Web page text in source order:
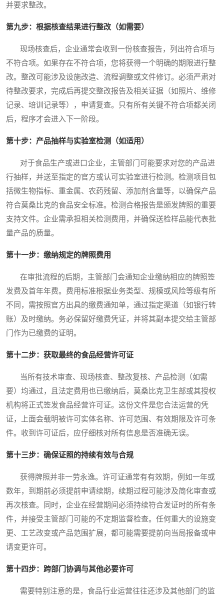
并要求整改。
第九步：根据核查结果进行整改（如需要）
现场核查后，企业通常会收到一份核查报告，列出符合项与
不符合项。如果存在不符合项，您将获得一个明确的期限进行整
改。整改可能涉及设施改造、流程调整或文件修订。必须严肃对
待整改要求，完成后再提交整改报告及相关证据（如照片、维修
记录、培训记录等），申请复查。只有所有关键不符合项都关闭
后，程序才会进入下一阶段。
第十步：产品抽样与实验室检测（如适用）
对于食品生产或进口企业，主管部门可能要求对您的产品进
行抽样，并送至指定的官方或认可实验室进行检测。检测项目包
括微生物指标、重金属、农药残留、添加剂含量等，以确保产品
符合莫桑比克的食品安全标准。检测合格报告是颁发牌照的重要
支持文件。企业需承担相关检测费用，并确保送检样品能代表批
量产品的质量。
第十一步：缴纳规定的牌照费用
在审批流程的后期，主管部门会通知企业缴纳相应的牌照签
发费及首年年费。费用标准根据业务类型、规模或风险等级有所
不同，需按照官方出具的缴费通知单，通过指定渠道（如银行转
账）及时缴纳。务必保留好缴费凭证，并将其副本提交给主管部
门作为已缴费的证明。
第十二步：获取最终的食品经营许可证
当所有技术审查、现场核查、整改复核、产品检测（如需
要）均通过，且法定费用也已缴纳后，莫桑比克卫生部或其授权
机构将正式签发食品经营许可证。这份文件是您合法运营的凭
证，上面会载明被许可实体名称、许可范围、有效期限及许可条
件。收到许可证后，应仔细核对所有信息是否准确无误。
第十三步：确保证照的持续有效与合规
获得牌照并非一劳永逸。许可证通常有有效期，例如一年或
数年，到期前必须提前申请续期，续期过程可能涉及简化审查或
再次核查。同时，企业在经营期间必须持续符合发证时的所有条
件，并接受主管部门可能的不定期监督检查。任何重大的设施变
更、工艺改变或产品范围扩展，都可能需要提前向当局报备或申
请变更许可。
第十四步：跨部门协调与其他必要许可
需要特别注意的是，食品行业运营往往还涉及其他部门的监